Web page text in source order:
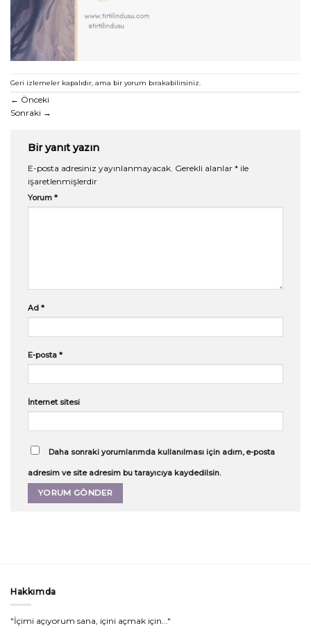
Geri izlemeler kapalıdır, ama bir yorum bırakabilirsiniz.
← Önceki
Sonraki →
Bir yanıt yazın
E-posta adresiniz yayınlanmayacak. Gerekli alanlar * ile
işaretlenmişlerdir
Yorum *
Ad *
E-posta *
İnternet sitesi
Daha sonraki yorumlarımda kullanılması için adım, e-posta
adresim ve site adresim bu tarayıcıya kaydedilsin.
Hakkımda
"İçimi açıyorum sana, içini açmak için..."